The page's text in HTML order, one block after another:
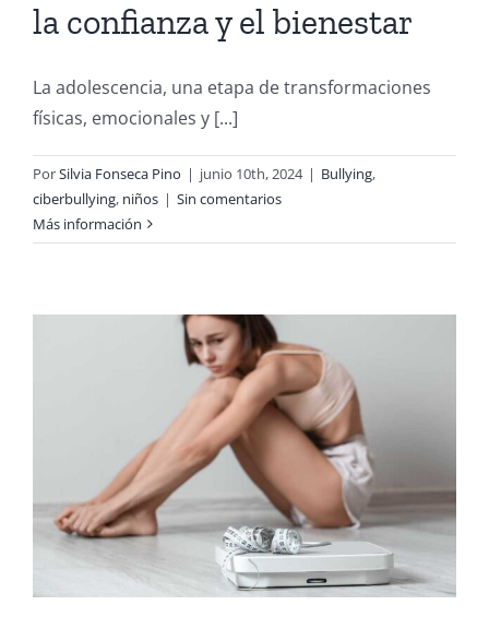
la confianza y el bienestar
La adolescencia, una etapa de transformaciones
físicas, emocionales y [...]
PorSilvia Fonseca Pino | junio 10th, 2024 | Bullying,
ciberbullying, niños | Sin comentarios
Más información